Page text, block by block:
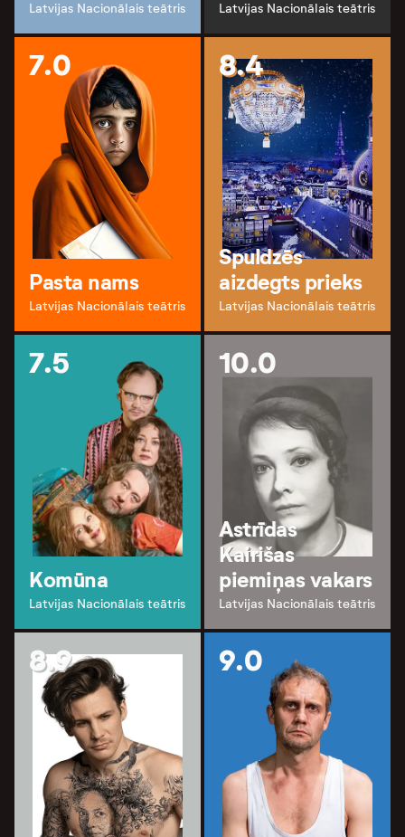
Latvijas Nacionālais teātris Latvijas Nacionālais teātris
7.0
Pasta nams
Latvijas Nacionālais teātris
8.4
Spuldzēs
aizdegts prieks
Latvijas Nacionālais teātris
7.5
Komūna
Latvijas Nacionālais teātris
10.0
Astrīdas
Kairišas
piemiņas vakars
Latvijas Nacionālais teātris
8.9 9.0